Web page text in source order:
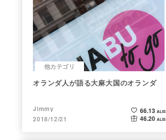
他カテゴリ
オランダ人が語る大麻大国のオランダ
Jimmy
2018/12/21
66.13 ALIS
46.20 ALIS